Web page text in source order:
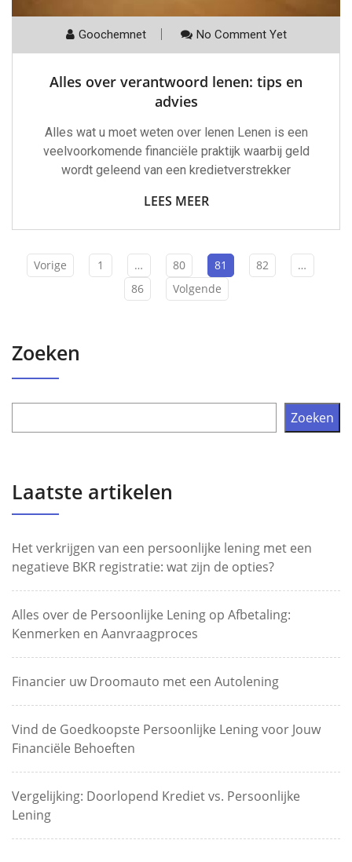
Goochemnet No Comment Yet
Alles over verantwoord lenen: tips en
advies
Alles wat u moet weten over lenen Lenen is een
veelvoorkomende financiële praktijk waarbij geld
wordt geleend van een kredietverstrekker
LEES MEER
Vorige 1 … 80 81 82
…
86
Volgende
Zoeken
Zoeken
Laatste artikelen
Het verkrijgen van een persoonlijke lening met een
negatieve BKR registratie: wat zijn de opties?
Alles over de Persoonlijke Lening op Afbetaling:
Kenmerken en Aanvraagproces
Financier uw Droomauto met een Autolening
Vind de Goedkoopste Persoonlijke Lening voor Jouw
Financiële Behoeften
Vergelijking: Doorlopend Krediet vs. Persoonlijke
Lening